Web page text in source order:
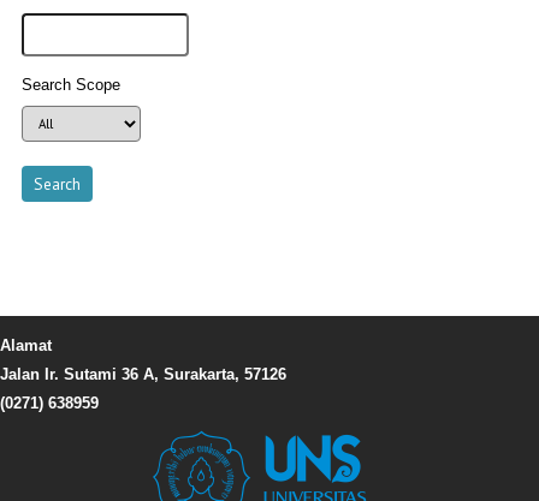
Search Scope
Alamat
Jalan Ir. Sutami 36 A, Surakarta, 57126
(0271) 638959